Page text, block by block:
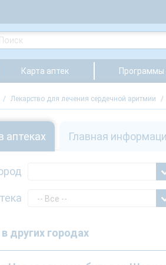
Карта аптек Программы
/ Лекарство для лечения сердечной аритмии /
аптеках Главная
-- Все --
других городах